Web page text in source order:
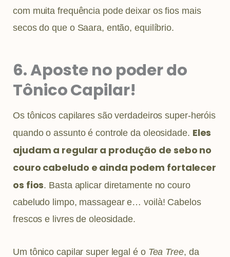
com muita frequência pode deixar os fios mais
secos do que o Saara, então, equilíbrio.
6. Aposte no poder do
Tônico Capilar!
Os tônicos capilares são verdadeiros super-heróis
quando o assunto é controle da oleosidade. Eles
ajudam a regular a produção de sebo no
couro cabeludo e ainda podem fortalecer
os fios. Basta aplicar diretamente no couro
cabeludo limpo, massagear e… voilà! Cabelos
frescos e livres de oleosidade.
Um tônico capilar super legal é oTea Tree, da